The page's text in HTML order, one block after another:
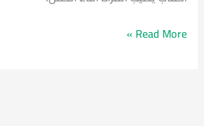
Read More »